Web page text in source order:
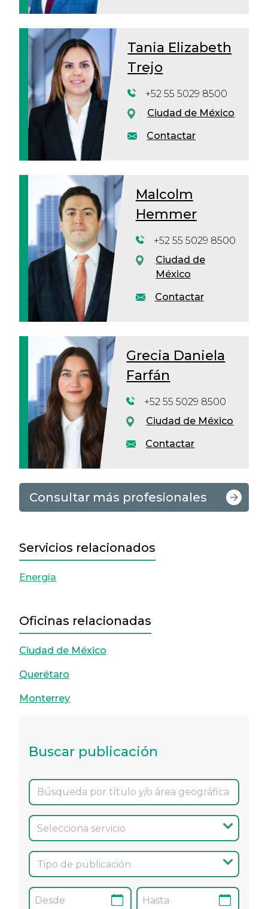
Tania Elizabeth
Trejo
Contactar
+52 55 5029 8500
Ciudad de México
Malcolm
Hemmer
Contactar
+52 55 5029 8500
Ciudad de
México
Grecia Daniela
Farfán
Contactar
+52 55 5029 8500
Ciudad de México
Consultar más profesionales
Servicios relacionados
Energía
Oficinas relacionadas
Ciudad de México
Querétaro
Monterrey
Buscar publicación